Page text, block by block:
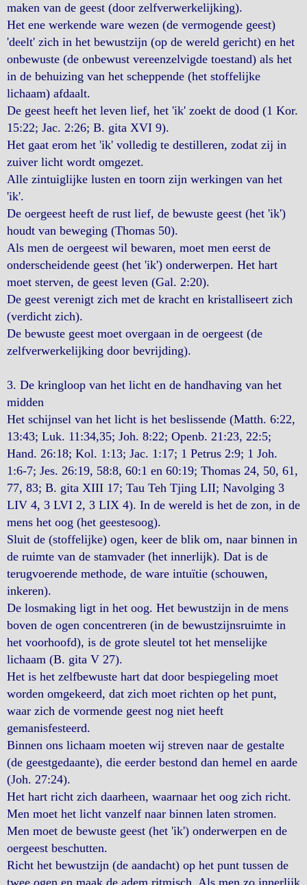
maken van de geest (door zelfverwerkelijking).
Het ene werkende ware wezen (de vermogende geest)
'deelt' zich in het bewustzijn (op de wereld gericht) en het
onbewuste (de onbewust vereenzelvigde toestand) als het
in de behuizing van het scheppende (het stoffelijke
lichaam) afdaalt.
De geest heeft het leven lief, het 'ik' zoekt de dood (1 Kor.
15:22; Jac. 2:26; B. gita XVI 9).
Het gaat erom het 'ik' volledig te destilleren, zodat zij in
zuiver licht wordt omgezet.
Alle zintuiglijke lusten en toorn zijn werkingen van het
'ik'.
De oergeest heeft de rust lief, de bewuste geest (het 'ik')
houdt van beweging (Thomas 50).
Als men de oergeest wil bewaren, moet men eerst de
onderscheidende geest (het 'ik') onderwerpen. Het hart
moet sterven, de geest leven (Gal. 2:20).
De geest verenigt zich met de kracht en kristalliseert zich
(verdicht zich).
De bewuste geest moet overgaan in de oergeest (de
zelfverwerkelijking door bevrijding).
3. De kringloop van het licht en de handhaving van het
midden
Het schijnsel van het licht is het beslissende (Matth. 6:22,
13:43; Luk. 11:34,35; Joh. 8:22; Openb. 21:23, 22:5;
Hand. 26:18; Kol. 1:13; Jac. 1:17; 1 Petrus 2:9; 1 Joh.
1:6-7; Jes. 26:19, 58:8, 60:1 en 60:19; Thomas 24, 50, 61,
77, 83; B. gita XIII 17; Tau Teh Tjing LII; Navolging 3
LIV 4, 3 LVI 2, 3 LIX 4). In de wereld is het de zon, in de
mens het oog (het geestesoog).
Sluit de (stoffelijke) ogen, keer de blik om, naar binnen in
de ruimte van de stamvader (het innerlijk). Dat is de
terugvoerende methode, de ware intuïtie (schouwen,
inkeren).
De losmaking ligt in het oog. Het bewustzijn in de mens
boven de ogen concentreren (in de bewustzijnsruimte in
het voorhoofd), is de grote sleutel tot het menselijke
lichaam (B. gita V 27).
Het is het zelfbewuste hart dat door bespiegeling moet
worden omgekeerd, dat zich moet richten op het punt,
waar zich de vormende geest nog niet heeft
gemanisfesteerd.
Binnen ons lichaam moeten wij streven naar de gestalte
(de geestgedaante), die eerder bestond dan hemel en aarde
(Joh. 27:24).
Het hart richt zich daarheen, waarnaar het oog zich richt.
Men moet het licht vanzelf naar binnen laten stromen.
Men moet de bewuste geest (het 'ik') onderwerpen en de
oergeest beschutten.
Richt het bewustzijn (de aandacht) op het punt tussen de
twee ogen en maak de adem ritmisch. Als men zo innerlijk